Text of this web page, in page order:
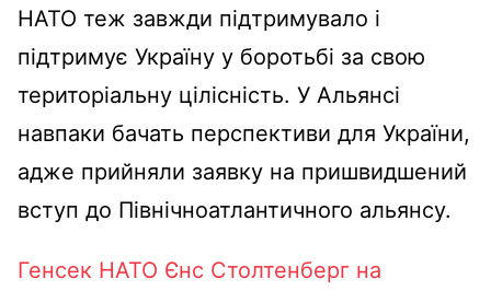
НАТО теж завжди підтримувало і
підтримує Україну у боротьбі за свою
територіальну цілісність. У Альянсі
навпаки бачать перспективи для України,
адже прийняли заявку на пришвидшений
вступ до Північноатлантичного альянсу.
Генсек НАТО Єнс Столтенберг на